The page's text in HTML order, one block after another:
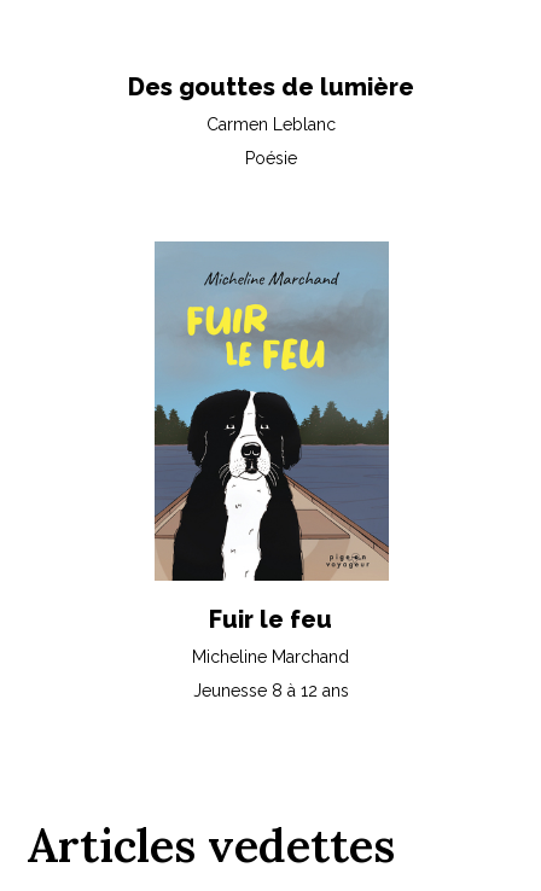
Des gouttes de lumière
Carmen Leblanc
Poésie
Fuir le feu
Micheline Marchand
Jeunesse 8 à 12 ans
Articles vedettes